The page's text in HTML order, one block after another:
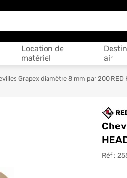
Location de
matériel
air
Grapex diamètre 8 mm par 200 RED
Réf :